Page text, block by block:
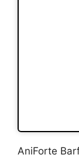
AniForte